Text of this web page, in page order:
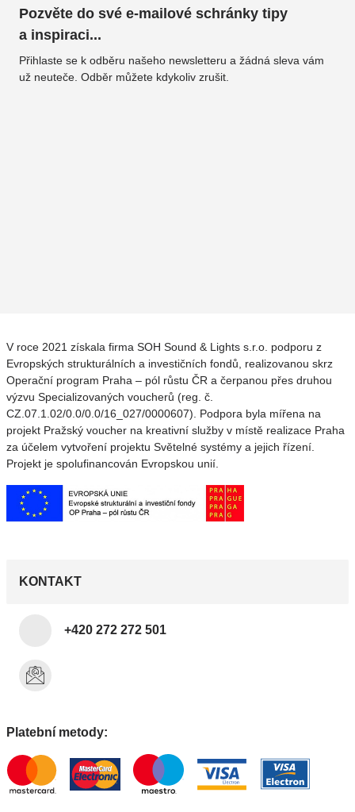
Pozvěte do své e-mailové schránky tipy
a inspiraci...
Přihlaste se k odběru našeho newsletteru a žádná sleva vám
už neuteče. Odběr můžete kdykoliv zrušit.
V roce 2021 získala firma SOH Sound & Lights s.r.o. podporu z
Evropských strukturálních a investičních fondů, realizovanou skrz
Operační program Praha – pól růstu ČR a čerpanou přes druhou
výzvu Specializovaných voucherů (reg. č.
CZ.07.1.02/0.0/0.0/16_027/0000607). Podpora byla mířena na
projekt Pražský voucher na kreativní služby v místě realizace Praha
za účelem vytvoření projektu Světelné systémy a jejich řízení.
Projekt je spolufinancován Evropskou unií.
KONTAKT
+420 272 272 501
Platební metody: